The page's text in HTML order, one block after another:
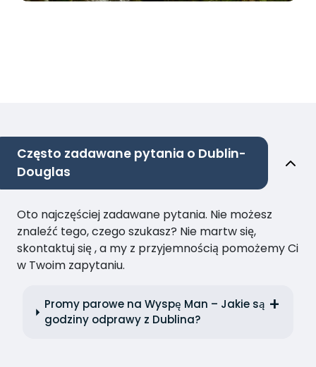
Często zadawane pytania o Dublin-
Douglas
Oto najczęściej zadawane pytania. Nie możesz
znaleźć tego, czego szukasz? Nie martw się,
skontaktuj się , a my z przyjemnością pomożemy Ci
w Twoim zapytaniu.
Promy parowe na Wyspę Man – Jakie są
godziny odprawy z Dublina?